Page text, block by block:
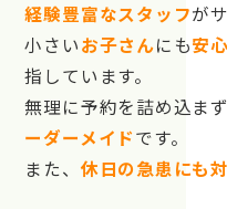
経験豊富なスタッフが
小さいお子さんにも安心
指しています。
無理に予約を詰め込ま
ーダーメイドです。
また、 休日の急患にも